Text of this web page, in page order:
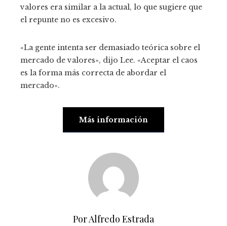
valores era similar a la actual, lo que sugiere que
el repunte no es excesivo.
«La gente intenta ser demasiado teórica sobre el
mercado de valores», dijo Lee. «Aceptar el caos
es la forma más correcta de abordar el
mercado».
Más información
Por Alfredo Estrada